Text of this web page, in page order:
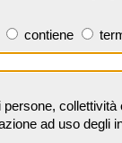
contiene
ad uso degli